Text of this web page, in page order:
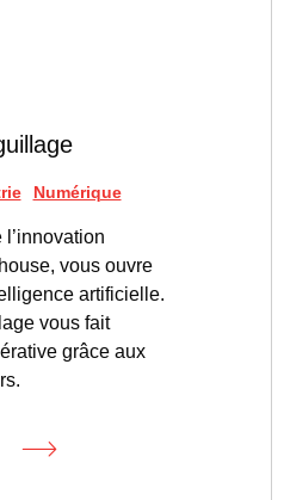
Numérique
vous ouvre
artificielle.
vous fait
grâce aux